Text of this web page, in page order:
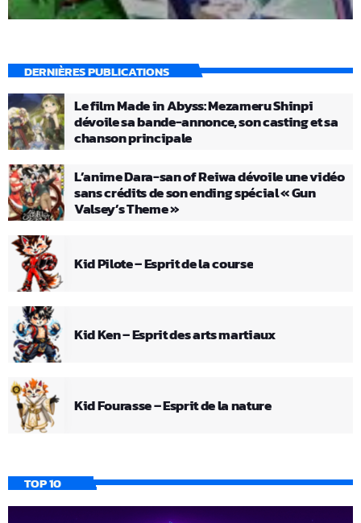
DERNIÈRES PUBLICATIONS
Le film Made in Abyss: Mezameru Shinpi
dévoile sa bande-annonce, son casting et sa
chanson principale
L’anime Dara-san of Reiwa dévoile une vidéo
sans crédits de son ending spécial « Gun
Valsey’s Theme »
Kid Pilote – Esprit de la course
Kid Ken – Esprit des arts martiaux
Kid Fourasse – Esprit de la nature
TOP 10